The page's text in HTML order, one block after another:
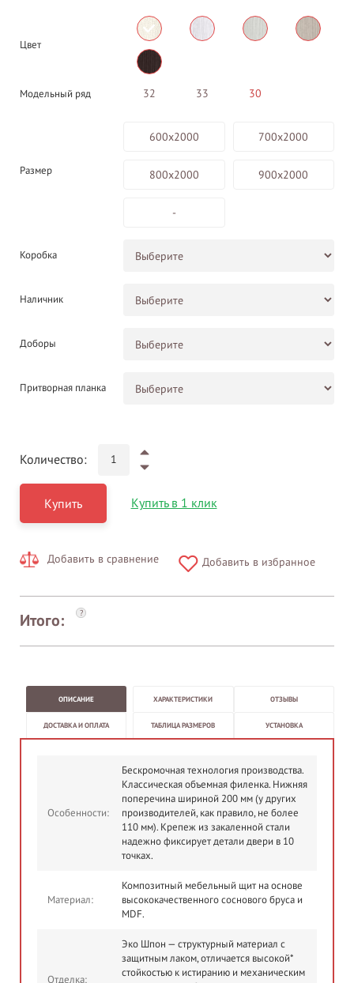
Цвет
Модельный ряд 32 33 30
Размер
600х2000 700х2000
800х2000 900х2000
-
Коробка
Наличник
Доборы
Притворная планка
Количество:
Купить Купить в 1 клик
Добавить в сравнение Добавить в избранное
Итого: ?
ОПИСАНИЕ ХАРАКТЕРИСТИКИ ОТЗЫВЫ
ДОСТАВКА И ОПЛАТА ТАБЛИЦА РАЗМЕРОВ УСТАНОВКА
Особенности:
Бескромочная технология производства.
Классическая объемная филенка. Нижняя
поперечина шириной 200 мм (у других
производителей, как правило, не более
110 мм). Крепеж из закаленной стали
надежно фиксирует детали двери в 10
точках.
Материал:
Композитный мебельный щит на основе
высококачественного соснового бруса и
MDF.
Отделка:
Эко Шпон — структурный материал с
защитным лаком, отличается высокой*
стойкостью к истиранию и механическим